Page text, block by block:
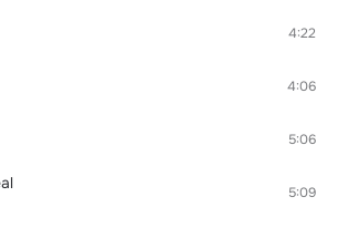
4:22
4:06
5:06
5:09